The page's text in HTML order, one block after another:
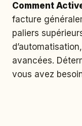
Comment
facture
paliers
avancées.
vous avez